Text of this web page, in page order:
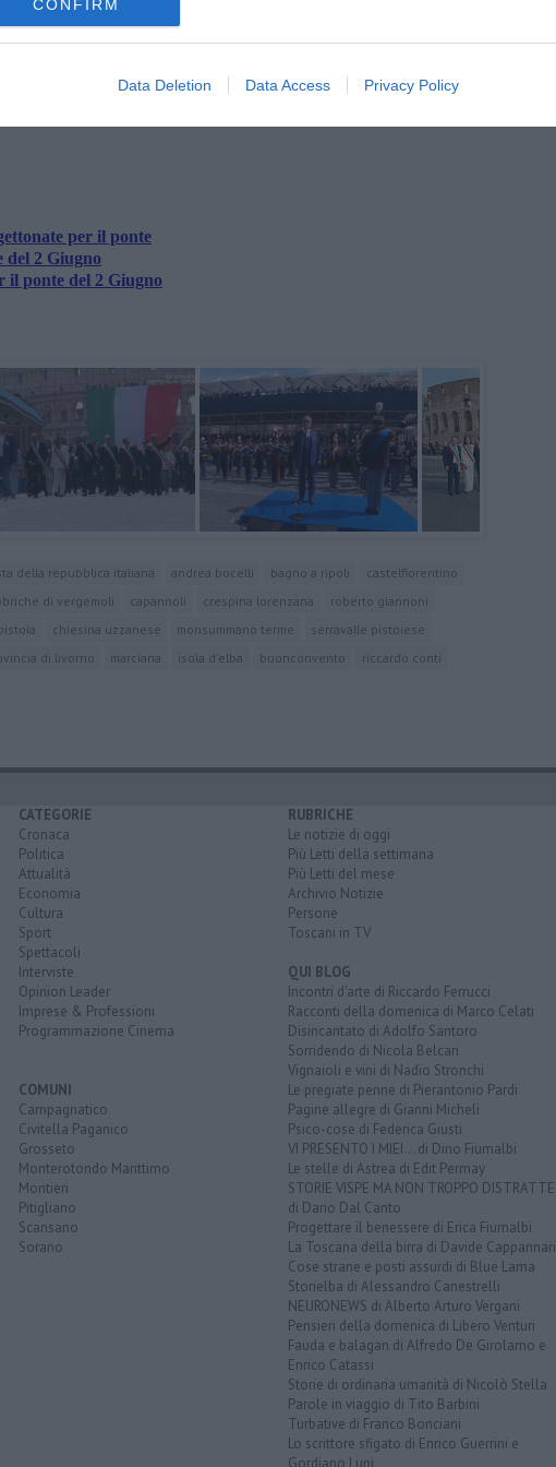
CONFIRM
Data Deletion Data Access Privacy Policy
Toscana iscriviti allaNewsletter QUInews - ToscanaMedia.
nella tua casella di posta.
per il ponte
del 2 Giugno
il ponte del 2 Giugno
della repubblica italiana andrea bocelli bagno a ripoli
castelfiorentino
di vergemoli capannoli crespina lorenzana
roberto giannoni
chiesina uzzanese monsummano terme
serravalle pistoiese
di livorno marciana isola d'elba buonconvento
riccardo conti
CATEGORIE
Cronaca
Politica
Attualità
Economia
Cultura
Sport
Spettacoli
Interviste
Opinion Leader
Imprese & Professioni
Programmazione Cinema
COMUNI
Campagnatico
Civitella Paganico
Grosseto
Monterotondo Marittimo
Montieri
Pitigliano
Scansano
Sorano
RUBRICHE
Le notizie di oggi
Più Letti della settimana
Più Letti del mese
Archivio Notizie
Persone
Toscani in TV
QUI BLOG
Incontri d'arte di Riccardo Ferrucci
Racconti della domenica di Marco Celati
Disincantato di Adolfo Santoro
Sorridendo di Nicola Belcari
Vignaioli e vini di Nadio Stronchi
Le pregiate penne di Pierantonio Pardi
Pagine allegre di Gianni Micheli
Psico-cose di Federica Giusti
VI PRESENTO I MIEI... di Dino Fiumalbi
Le stelle di Astrea di Edit Permay
STORIE VISPE MA NON TROPPO DISTRATTE
di Dario Dal Canto
Progettare il benessere di Erica Fiumalbi
La Toscana della birra di Davide Cappannari
Cose strane e posti assurdi di Blue Lama
Storielba di Alessandro Canestrelli
NEURONEWS di Alberto Arturo Vergani
Pensieri della domenica di Libero Venturi
Fauda e balagan di Alfredo De Girolamo e
Enrico Catassi
Storie di ordinaria umanità di Nicolò Stella
Parole in viaggio di Tito Barbini
Turbative di Franco Bonciani
Lo scrittore sfigato di Enrico Guerrini e
Gordiano Lupi